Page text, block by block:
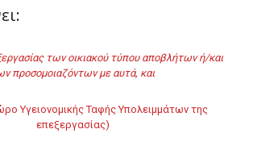
των οικιακού τύπου αποβλήτων ή/και
προσομοιαζόντων με αυτά, και
Υγειονομικής Ταφής Υπολειμμάτων της
επεξεργασίας)